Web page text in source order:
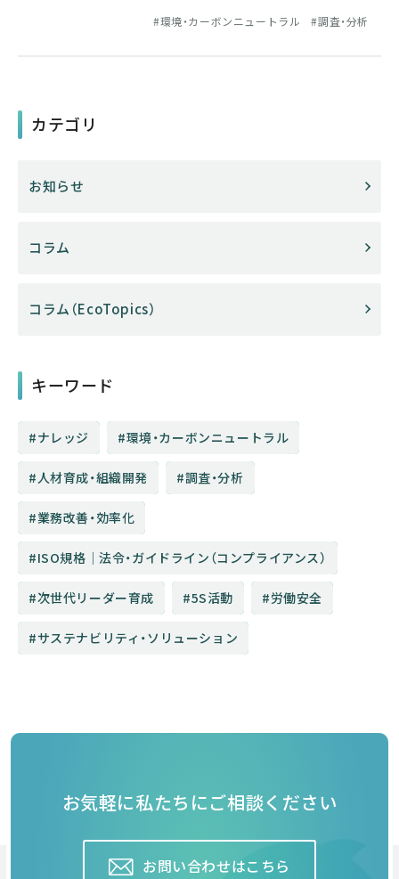
環境・カーボンニュートラル 調査・分析
カテゴリ
お知らせ
コラム
コラム（EcoTopics）
キーワード
ナレッジ 環境・カーボンニュートラル
人材育成・組織開発 調査・分析
業務改善・効率化
ISO規格│法令・ガイドライン（コンプライアンス）
次世代リーダー育成 5S活動 労働安全
サステナビリティ・ソリューション
お気軽に私たちにご相談ください
お問い合わせはこちら